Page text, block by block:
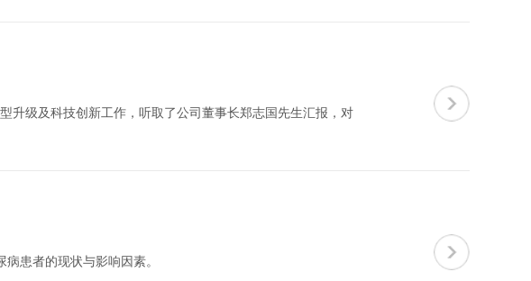
升级及科技创新工作，听取了公司董事长郑志国先生汇报，对
患者的现状与影响因素。